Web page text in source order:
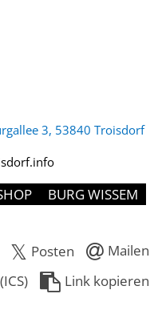
3, 53840 Troisdorf
BURG WISSEM
Posten
Mailen
Link kopieren